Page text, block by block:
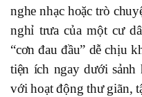
nghe nhạc hoặc trò
nghỉ trưa của một cư
“cơn đau đầu” dễ chịu
tiện ích ngay dưới sảnh
với hoạt động thư giãn,